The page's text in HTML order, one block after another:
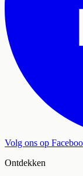
Volg ons op
Ontdekken